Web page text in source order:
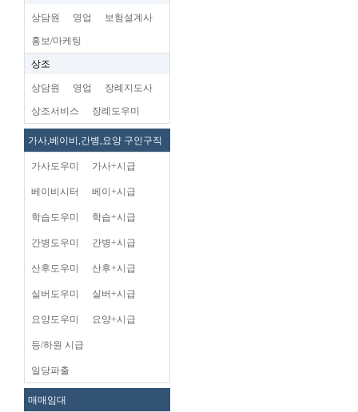
상담원 영업 보험설계사
홍보/마케팅
상조
상담원 영업 장례지도사
상조서비스 장례도우미
가사,베이비,간병,요양 구인구직
가사도우미 가사+시급
베이비시터 베이+시급
학습도우미 학습+시급
간병도우미 간병+시급
산후도우미 산후+시급
실버도우미 실버+시급
요양도우미 요양+시급
등/하원 시급
일당파출
매매임대